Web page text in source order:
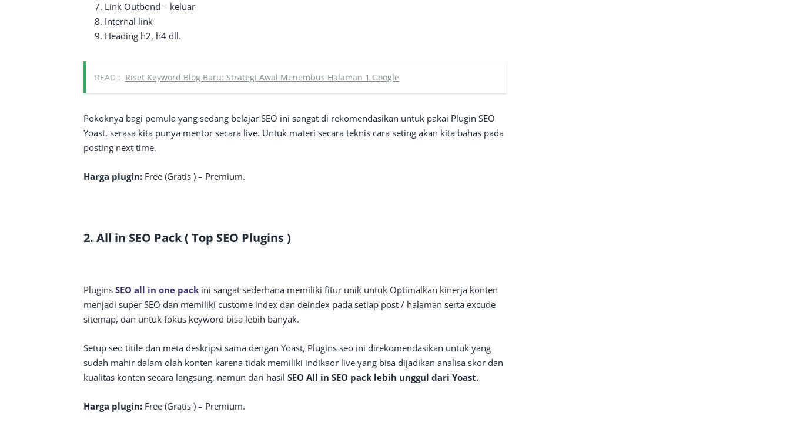
Link Outbond – keluar
Internal link
Heading h2, h4 dll.
READ : Riset Keyword Blog Baru: Strategi Awal Menembus Halaman 1 Google
Pokoknya bagi pemula yang sedang belajar SEO ini sangat di rekomendasikan untuk pakai Plugin SEO
Yoast, serasa kita punya mentor secara live. Untuk materi secara teknis cara seting akan kita bahas pada
posting next time.
Harga plugin: Free (Gratis ) – Premium.
2. All in SEO Pack ( Top SEO Plugins )
Plugins SEO all in one pack ini sangat sederhana memiliki fitur unik untuk Optimalkan kinerja konten
menjadi super SEO dan memiliki custome index dan deindex pada setiap post / halaman serta excude
sitemap, dan untuk fokus keyword bisa lebih banyak.
Setup seo titile dan meta deskripsi sama dengan Yoast, Plugins seo ini direkomendasikan untuk yang
sudah mahir dalam olah konten karena tidak memiliki indikaor live yang bisa dijadikan analisa skor dan
kualitas konten secara langsung, namun dari hasil SEO All in SEO pack lebih unggul dari Yoast.
Harga plugin: Free (Gratis ) – Premium.